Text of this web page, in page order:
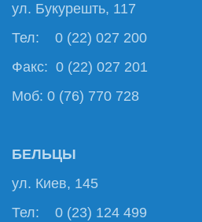
ул. Букурешть, 117
Тел: 0 (22) 027 200
Факс: 0 (22) 027 201
Моб: 0 (76) 770 728
БЕЛЬЦЫ
ул. Киев, 145
Тел: 0 (23) 124 499